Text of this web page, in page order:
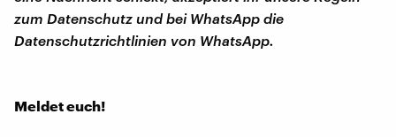
zum Datenschutz und bei WhatsApp die
Datenschutzrichtlinien von WhatsApp.
Meldet euch!